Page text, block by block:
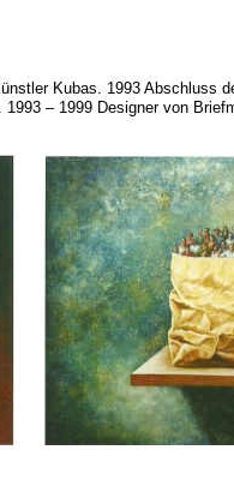
Kubas. 1993 Abschluss
– 1999 Designer von